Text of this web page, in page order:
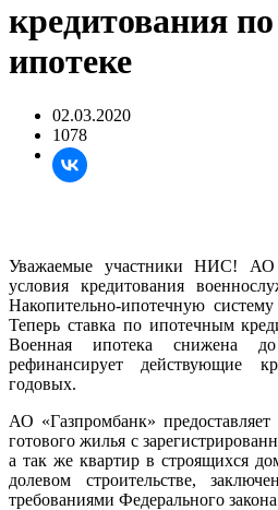
кредитования
ипотеке
02.03.2020
1078
Уважаемые участники НИС! АО
условия кредитования
Накопительно-ипотечную
Теперь ставка по ипотечным
Военная ипотека снижена
рефинансирует действующие
годовых.
АО «Газпромбанк»
готового жилья с
а так же квартир в строящихся
долевом строительстве,
требованиями Федерального